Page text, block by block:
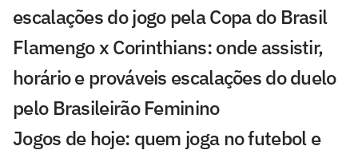
escalações do jogo pela Copa do Brasil
Flamengo x Corinthians: onde assistir,
horário e prováveis escalações do duelo
pelo Brasileirão Feminino
Jogos de hoje: quem joga no futebol e